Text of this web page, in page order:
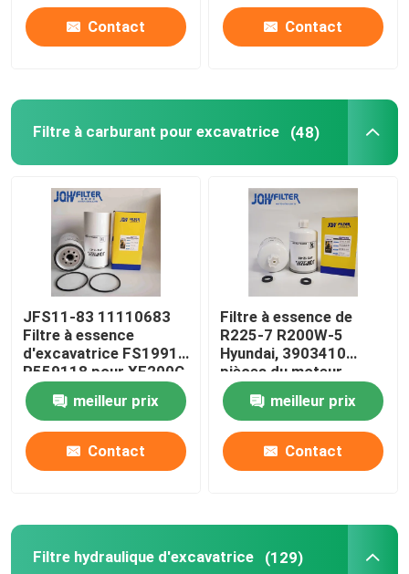
Assemblée principale de filtre
Contact Contact
Filtre à carburant pour excavatrice (48)
JFS11-83 11110683
Filtre à essence
d'excavatrice FS19914
P559118 pour XE200C
XE210C XE135B
meilleur prix
Contact
Filtre à essence de
R225-7 R200W-5
Hyundai, 3903410
pièces du moteur
P551329FS1280
meilleur prix
Contact
Filtre hydraulique d'excavatrice (129)